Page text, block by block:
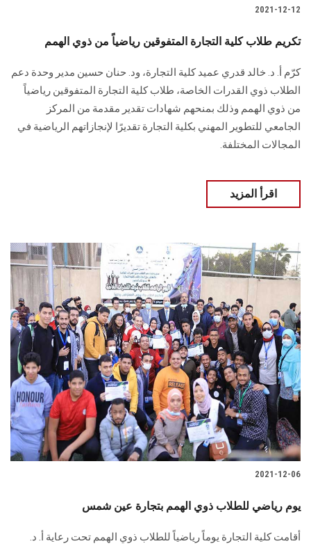
2021-12-12
تكريم طلاب كلية التجارة المتفوقين رياضياً من ذوي الهمم
كرّم أ. د. خالد قدري عميد كلية التجارة، ود. حنان حسين مدير وحدة دعم
الطلاب ذوي القدرات الخاصة، طلاب كلية التجارة المتفوقين رياضياً
من ذوي الهمم وذلك بمنحهم شهادات تقدير مقدمة من المركز
الجامعي للتطوير المهني بكلية التجارة تقديرًا لإنجازاتهم الرياضية في
المجالات المختلفة.
اقرأ المزيد
2021-12-06
يوم رياضي للطلاب ذوي الهمم بتجارة عين شمس
أقامت كلية التجارة يوماً رياضياً للطلاب ذوي الهمم تحت رعاية أ. د.